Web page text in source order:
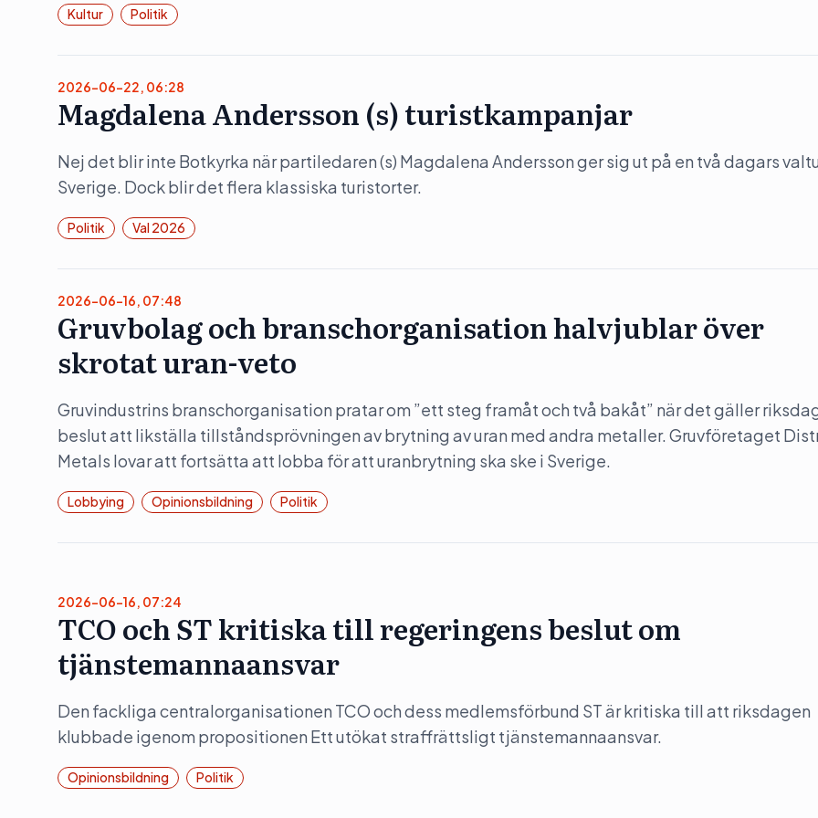
Kultur Politik
2026-06-22, 06:28
Magdalena Andersson (s) turistkampanjar
Nej det blir inte Botkyrka när partiledaren (s) Magdalena Andersson ger sig ut på en två dagars
Sverige. Dock blir det flera klassiska turistorter.
Politik Val 2026
2026-06-16, 07:48
Gruvbolag och branschorganisation halvjublar över
skrotat uran-veto
Gruvindustrins branschorganisation pratar om ”ett steg framåt och två bakåt” när det gäller
beslut att likställa tillståndsprövningen av brytning av uran med andra metaller. Gruvföretaget
Metals lovar att fortsätta att lobba för att uranbrytning ska ske i Sverige.
Lobbying Opinionsbildning Politik
2026-06-16, 07:24
TCO och ST kritiska till regeringens beslut om
tjänstemannaansvar
Den fackliga centralorganisationen TCO och dess medlemsförbund ST är kritiska till att riksdagen
klubbade igenom propositionen Ett utökat straffrättsligt tjänstemannaansvar.
Opinionsbildning Politik